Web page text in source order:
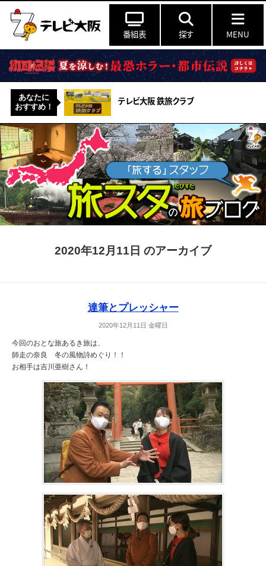
番組表 探す MENU
あなたに
おすすめ！
テレビ大阪 鉄旅クラブ
2020年12月11日 のアーカイブ
達筆とプレッシャー
2020年12月11日 金曜日
今回のおとな旅あるき旅は、
師走の奈良 冬の風物詩めぐり！！
お相手は吉川亜樹さん！